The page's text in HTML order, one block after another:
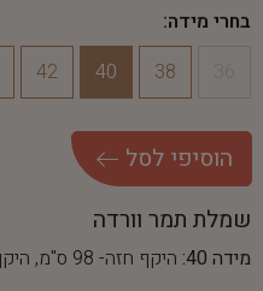
בחרי מידה:
38
40
42
הוסיפי לסל
שמלת תמר וורדה
מידה 40:
היקף חזה- 98 ס"מ, היקף מותן- 76 ס"מ